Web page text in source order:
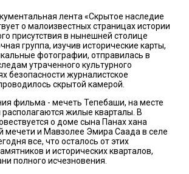
лента «Скрытое наследие
о малоизвестных страницах истории
присутствия в нынешней столице
группа, изучив исторические карты,
фотографии, отправилась в
утраченного культурного
безопасности журналистское
скрытой камерой.
фильма - мечеть Тепебаши, на месте
располагаются жилые кварталы. В
о доме сына Панах хана
мечети и Мавзолее Эмира Саада в селе
все, что осталось от этих
и исторических кварталов,
полного исчезновения.